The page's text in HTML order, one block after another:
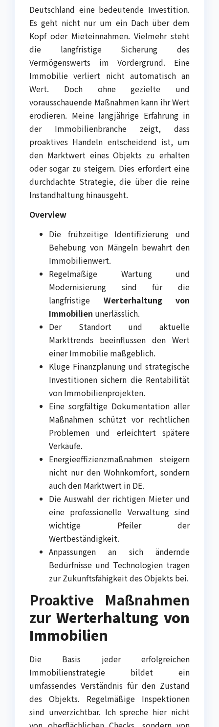
Deutschland eine bedeutende Investition.
Es geht nicht nur um ein Dach über dem
Kopf oder Mieteinnahmen. Vielmehr steht
die langfristige Sicherung des
Vermögenswerts im Vordergrund. Eine
Immobilie verliert nicht automatisch an
Wert. Doch ohne gezielte und
vorausschauende Maßnahmen kann ihr Wert
erodieren. Meine langjährige Erfahrung in
der Immobilienbranche zeigt, dass
proaktives Handeln entscheidend ist, um
den Marktwert eines Objekts zu erhalten
oder sogar zu steigern. Dies erfordert eine
durchdachte Strategie, die über die reine
Instandhaltung hinausgeht.
Overview
Die frühzeitige Identifizierung und
Behebung von Mängeln bewahrt den
Immobilienwert.
Regelmäßige Wartung und
Modernisierung sind für die
langfristige Werterhaltung von
Immobilien unerlässlich.
Der Standort und aktuelle
Markttrends beeinflussen den Wert
einer Immobilie maßgeblich.
Kluge Finanzplanung und strategische
Investitionen sichern die Rentabilität
von Immobilienprojekten.
Eine sorgfältige Dokumentation aller
Maßnahmen schützt vor rechtlichen
Problemen und erleichtert spätere
Verkäufe.
Energieeffizienzmaßnahmen steigern
nicht nur den Wohnkomfort, sondern
auch den Marktwert in DE.
Die Auswahl der richtigen Mieter und
eine professionelle Verwaltung sind
wichtige Pfeiler der
Wertbeständigkeit.
Anpassungen an sich ändernde
Bedürfnisse und Technologien tragen
zur Zukunftsfähigkeit des Objekts bei.
Proaktive Maßnahmen
zur Werterhaltung von
Immobilien
Die Basis jeder erfolgreichen
Immobilienstrategie bildet ein
umfassendes Verständnis für den Zustand
des Objekts. Regelmäßige Inspektionen
sind unverzichtbar. Ich spreche hier nicht